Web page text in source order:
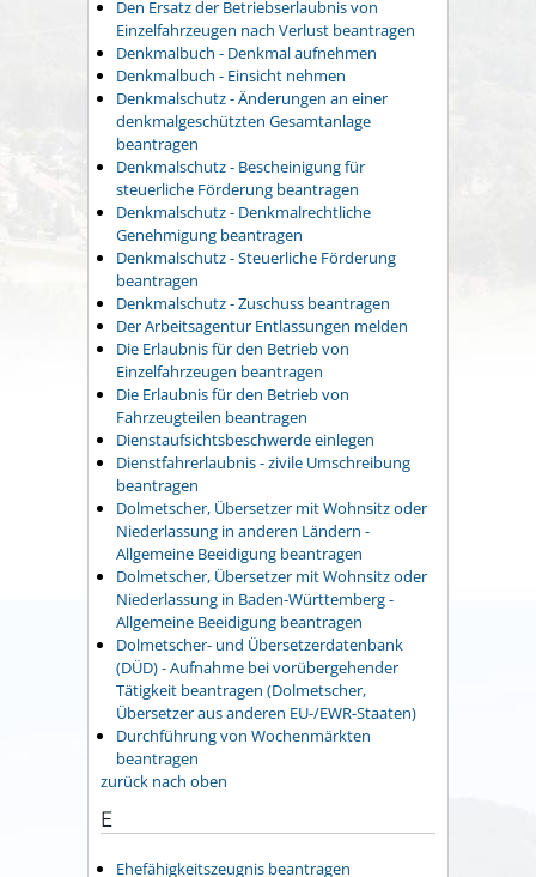
Den Ersatz der Betriebserlaubnis von
Einzelfahrzeugen nach Verlust beantragen
Denkmalbuch - Denkmal aufnehmen
Denkmalbuch - Einsicht nehmen
Denkmalschutz - Änderungen an einer
denkmalgeschützten Gesamtanlage
beantragen
Denkmalschutz - Bescheinigung für
steuerliche Förderung beantragen
Denkmalschutz - Denkmalrechtliche
Genehmigung beantragen
Denkmalschutz - Steuerliche Förderung
beantragen
Denkmalschutz - Zuschuss beantragen
Der Arbeitsagentur Entlassungen melden
Die Erlaubnis für den Betrieb von
Einzelfahrzeugen beantragen
Die Erlaubnis für den Betrieb von
Fahrzeugteilen beantragen
Dienstaufsichtsbeschwerde einlegen
Dienstfahrerlaubnis - zivile Umschreibung
beantragen
Dolmetscher, Übersetzer mit Wohnsitz oder
Niederlassung in anderen Ländern -
Allgemeine Beeidigung beantragen
Dolmetscher, Übersetzer mit Wohnsitz oder
Niederlassung in Baden-Württemberg -
Allgemeine Beeidigung beantragen
Dolmetscher- und Übersetzerdatenbank
(DÜD) - Aufnahme bei vorübergehender
Tätigkeit beantragen (Dolmetscher,
Übersetzer aus anderen EU-/EWR-Staaten)
Durchführung von Wochenmärkten
beantragen
zurück nach oben
E
Ehefähigkeitszeugnis beantragen